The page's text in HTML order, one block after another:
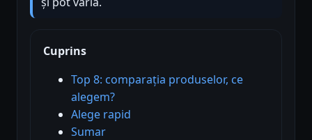
Cuprins
Top 8: comparația produselor, ce
alegem?
Alege rapid
Sumar